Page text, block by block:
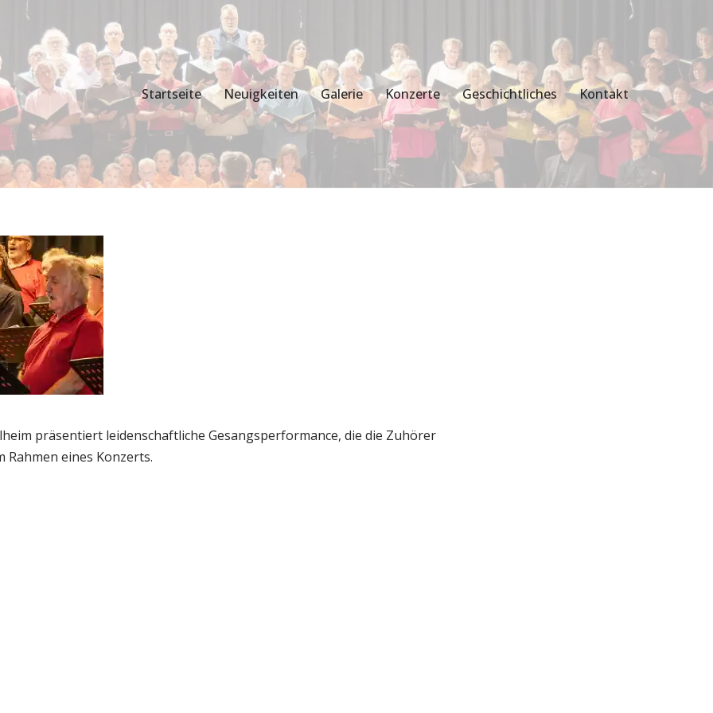
Startseite Neuigkeiten Galerie Konzerte Geschichtliches Kontakt
präsentiert leidenschaftliche Gesangsperformance, die die Zuhörer
eines Konzerts.